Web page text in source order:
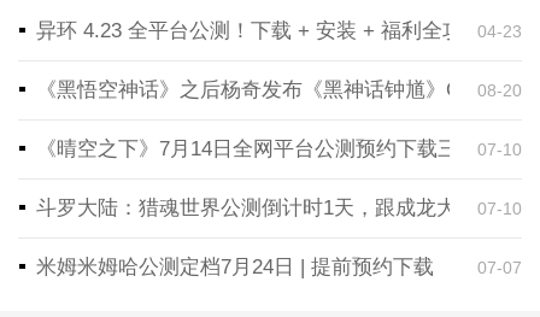
异环 4.23 全平台公测！下载 + 安装 + 福利全攻略，一
04-23
《黑悟空神话》之后杨奇发布《黑神话钟馗》CG！预
08-20
《晴空之下》7月14日全网平台公测预约下载三端同步
07-10
斗罗大陆：猎魂世界公测倒计时1天，跟成龙大哥一起
07-10
米姆米姆哈公测定档7月24日 | 提前预约下载 07-07